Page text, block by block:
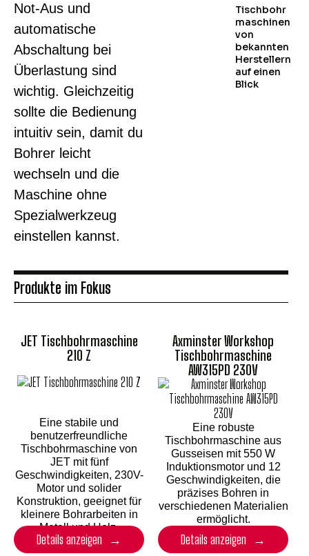
Not-Aus und
automatische
Abschaltung bei
Überlastung sind
wichtig. Gleichzeitig
sollte die Bedienung
intuitiv sein, damit du
Bohrer leicht
wechseln und die
Maschine ohne
Spezialwerkzeug
einstellen kannst.
Produkte im Fokus
JET Tischbohrmaschine
210 Z
Eine stabile und
benutzerfreundliche
Tischbohrmaschine von
JET mit fünf
Geschwindigkeiten, 230V-
Motor und solider
Konstruktion, geeignet für
kleinere Bohrarbeiten in
Metall und Holz.
Details anzeigen
Axminster Workshop
Tischbohrmaschine
AW315PD 230V
Eine robuste
Tischbohrmaschine aus
Gusseisen mit 550 W
Induktionsmotor und 12
Geschwindigkeiten, die
präzises Bohren in
verschiedenen Materialien
ermöglicht.
Details anzeigen
Tischbohr
maschinen
von
bekannten
Herstellern
auf einen
Blick